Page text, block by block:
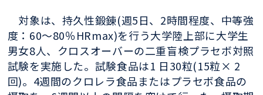
対象は、持久性鍛錬(週5日、2時間程度、中等強
度：60〜80％HRmax)を行う大学陸上部に大学生
男女8人、クロスオーバーの二重盲検プラセボ対照
試験を実施した。試験食品は1 日30粒(15粒× 2
回)。4週間のクロレラ食品またはプラセボ食品の